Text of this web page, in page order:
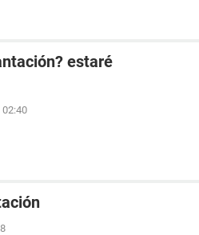
estaré
02:40